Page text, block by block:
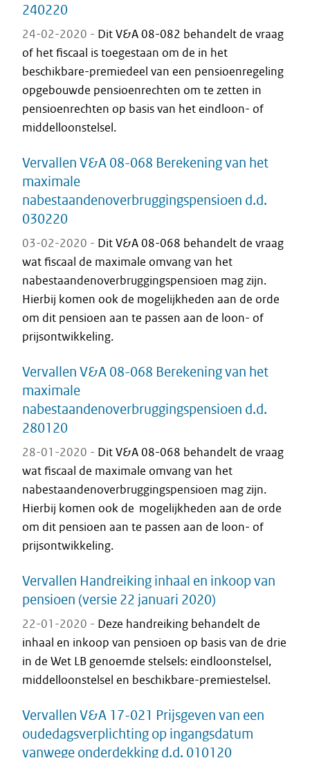
240220
24-02-2020 - Dit V&A 08-082 behandelt de vraag
of het fiscaal is toegestaan om de in het
beschikbare-premiedeel van een pensioenregeling
opgebouwde pensioenrechten om te zetten in
pensioenrechten op basis van het eindloon- of
middelloonstelsel.
Vervallen V&A 08-068 Berekening van het
maximale
nabestaandenoverbruggingspensioen d.d.
030220
03-02-2020 - Dit V&A 08-068 behandelt de vraag
wat fiscaal de maximale omvang van het
nabestaandenoverbruggingspensioen mag zijn.
Hierbij komen ook de mogelijkheden aan de orde
om dit pensioen aan te passen aan de loon- of
prijsontwikkeling.
Vervallen V&A 08-068 Berekening van het
maximale
nabestaandenoverbruggingspensioen d.d.
280120
28-01-2020 - Dit V&A 08-068 behandelt de vraag
wat fiscaal de maximale omvang van het
nabestaandenoverbruggingspensioen mag zijn.
Hierbij komen ook de mogelijkheden aan de orde
om dit pensioen aan te passen aan de loon- of
prijsontwikkeling.
Vervallen Handreiking inhaal en inkoop van
pensioen (versie 22 januari 2020)
22-01-2020 - Deze handreiking behandelt de
inhaal en inkoop van pensioen op basis van de drie
in de Wet LB genoemde stelsels: eindloonstelsel,
middelloonstelsel en beschikbare-premiestelsel.
Vervallen V&A 17-021 Prijsgeven van een
oudedagsverplichting op ingangsdatum
vanwege onderdekking d.d. 010120